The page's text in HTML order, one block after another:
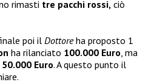
rimasti tre pacchi rossi, ciò
poi il Dottoreha proposto 1
ha rilanciato 100.000 Euro , ma
50.000 Euro. A questo punto il